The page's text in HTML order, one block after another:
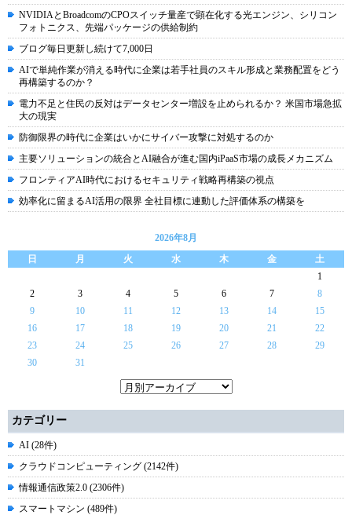
NVIDIAとBroadcomのCPOスイッチ量産で顕在化する光エンジン、シリコン
フォトニクス、先端パッケージの供給制約
ブログ毎日更新し続けて7,000日
AIで単純作業が消える時代に企業は若手社員のスキル形成と業務配置をどう
再構築するのか？
電力不足と住民の反対はデータセンター増設を止められるか？ 米国市場急拡
大の現実
防御限界の時代に企業はいかにサイバー攻撃に対処するのか
主要ソリューションの統合とAI融合が進む国内iPaaS市場の成長メカニズム
フロンティアAI時代におけるセキュリティ戦略再構築の視点
効率化に留まるAI活用の限界 全社目標に連動した評価体系の構築を
2026年8月
日
月 火 水 木 金
土
1
2
3 4 5 6 7
8
9
10 11 12 13 14
15
16
17 18 19 20 21
22
23
24 25 26 27 28
29
30
31
カテゴリー
AI (28件)
クラウドコンピューティング (2142件)
情報通信政策2.0 (2306件)
スマートマシン (489件)